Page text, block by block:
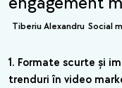
Tiberiu Alexandru Social
1. Formate scurte și
trenduri în video